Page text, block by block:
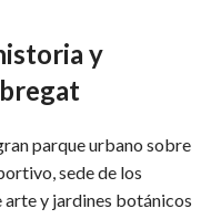
y
parque urbano sobre
sede de los
arte y jardines botánicos